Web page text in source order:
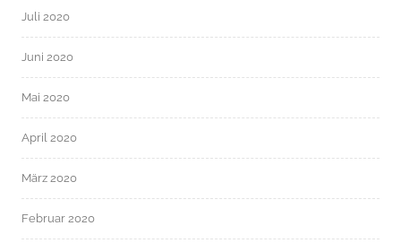
Juli 2020
Juni 2020
Mai 2020
April 2020
März 2020
Februar 2020